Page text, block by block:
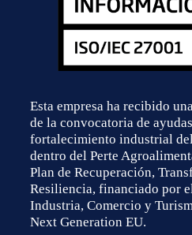
Esta empresa ha recibido
de la convocatoria de
fortalecimiento industrial
dentro del Perte
Plan de Recuperación,
Resiliencia, financiado por
Industria, Comercio y
Next Generation EU.